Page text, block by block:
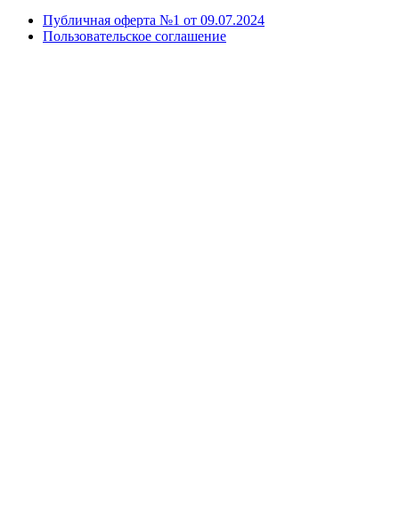
Публичная оферта №1 от 09.07.2024
Пользовательское соглашение